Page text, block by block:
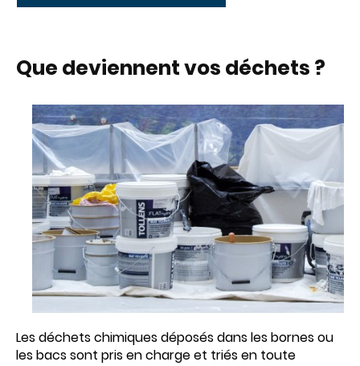
Que deviennent vos déchets ?
Les déchets chimiques déposés dans les bornes ou
les bacs sont pris en charge et triés en toute